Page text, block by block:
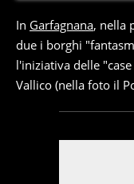
In Garfagnana, nella
due i borghi
l'iniziativa delle
Vallico (nella foto il